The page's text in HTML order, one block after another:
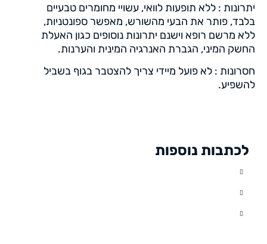
יתרונות : ללא תופעות לוואי, עשויי מחומרים טבעיים
בלבד, פותר את הבעי מהשורש, מאפשר ספונטניות,
ללא מרשם רופא וישנם יתרונות נוסופים כגון האעלת
החשק המיני, הגברת האנרגיה המינית והערנות.
חסרונות : לא פועל מיידי צריך להצטבר בגוף בשביל
להשפיע.
לכתבות נוספות